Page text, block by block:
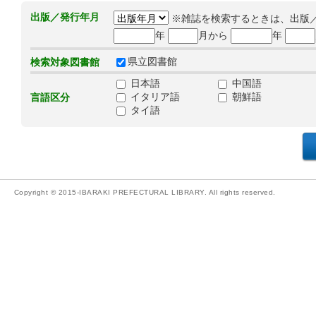
出版／発行年月
※雑誌を検索するときは、出版
年
月から 年
検索対象図書館 県立図書館
言語区分
日本語
中国語
イタリア語
朝鮮語
タイ語
Copyright © 2015-IBARAKI PREFECTURAL LIBRARY. All rights reserved.